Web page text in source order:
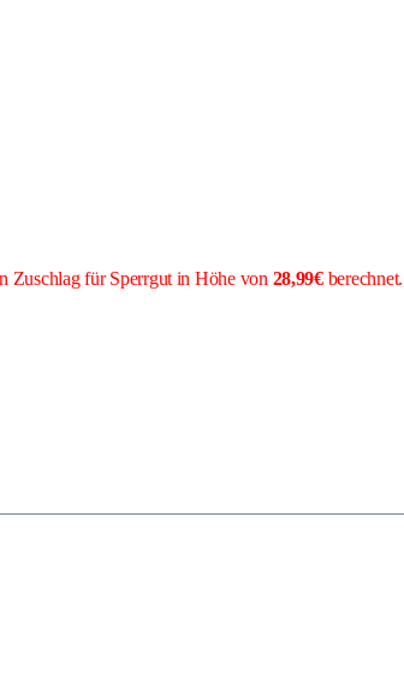
Zuschlag für Sperrgut in Höhe von 28,99€